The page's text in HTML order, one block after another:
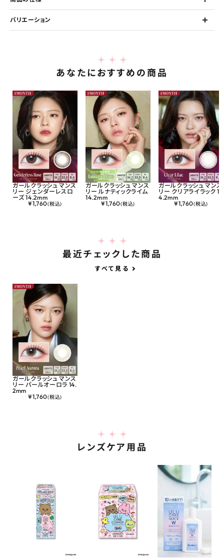
バリエーション
あなたにおすすめの商品
ガールクラッシュ マンス
リー ジェンダーレスロ
ーズ 14.2mm
¥1,760(税込)
ガールクラッシュ マンス
リー ルナティックライム
14.2mm
¥1,760(税込)
ガールクラッシュ マンス
リー クリアライラック 1
4.2mm
¥1,760(税込)
最近チェックした商品
すべて見る
ガールクラッシュ マンス
リー パールオーロラ 14.
2mm
¥1,760(税込)
レンズケア用品